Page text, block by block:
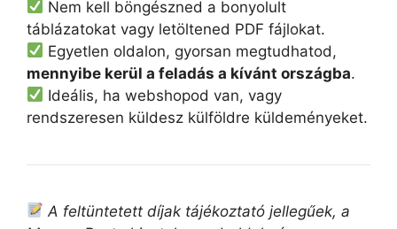
Nem kell böngészned a bonyolult
táblázatokat vagy letöltened PDF fájlokat.
Egyetlen oldalon, gyorsan megtudhatod,
mennyibe kerül a feladás a kívánt országba.
Ideális, ha webshopod van, vagy
rendszeresen küldesz külföldre küldeményeket.
A feltüntetett díjak tájékoztató jellegűek, a